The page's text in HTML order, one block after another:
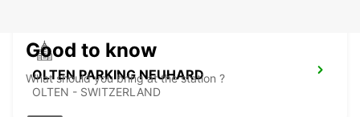
OLTEN PARKING NEUHARD
OLTEN - SWITZERLAND
Good to know
What should you bring at the station ?